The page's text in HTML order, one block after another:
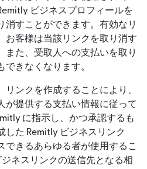
ビジネスプロフィールを
消すことができます。有効なリ
お客様は当該リンクを取り消す
また、受取人への支払いを取り
きなくなります。
リンクを作成することにより、
が提供する支払い情報に従って
に指示し、かつ承認するも
した Remitly ビジネスリンク
できるあらゆる者が使用するこ
ネスリンクの送信先となる相